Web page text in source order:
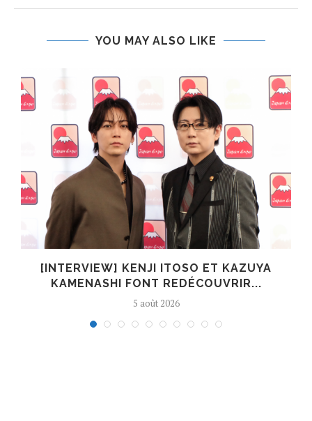
YOU MAY ALSO LIKE
[INTERVIEW] KENJI ITOSO ET KAZUYA
KAMENASHI FONT REDÉCOUVRIR...
5 août 2026